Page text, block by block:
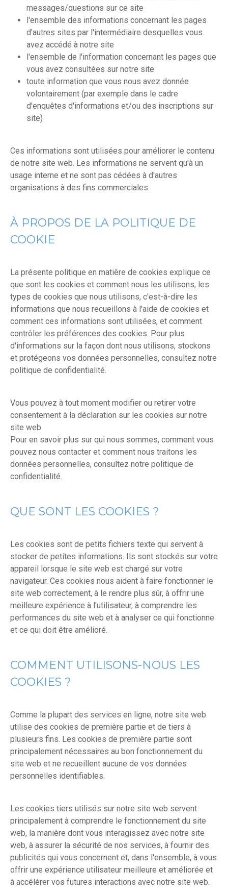
messages/questions sur ce site
l'ensemble des informations concernant les pages
d'autres sites par l'intermédiaire desquelles vous
avez accédé à notre site
l'ensemble de l'information concernant les pages que
vous avez consultées sur notre site
toute information que vous nous avez donnée
volontairement (par exemple dans le cadre
d'enquêtes d'informations et/ou des inscriptions sur
site)
Ces informations sont utilisées pour améliorer le contenu
de notre site web. Les informations ne servent qu'à un
usage interne et ne sont pas cédées à d'autres
organisations à des fins commerciales.
À PROPOS DE LA POLITIQUE DE
COOKIE
La présente politique en matière de cookies explique ce
que sont les cookies et comment nous les utilisons, les
types de cookies que nous utilisons, c'est-à-dire les
informations que nous recueillons à l'aide de cookies et
comment ces informations sont utilisées, et comment
contrôler les préférences des cookies. Pour plus
d'informations sur la façon dont nous utilisons, stockons
et protégeons vos données personnelles, consultez notre
politique de confidentialité.
Vous pouvez à tout moment modifier ou retirer votre
consentement à la déclaration sur les cookies sur notre
site web
Pour en savoir plus sur qui nous sommes, comment vous
pouvez nous contacter et comment nous traitons les
données personnelles, consultez notre politique de
confidentialité.
QUE SONT LES COOKIES ?
Les cookies sont de petits fichiers texte qui servent à
stocker de petites informations. Ils sont stockés sur votre
appareil lorsque le site web est chargé sur votre
navigateur. Ces cookies nous aident à faire fonctionner le
site web correctement, à le rendre plus sûr, à offrir une
meilleure expérience à l'utilisateur, à comprendre les
performances du site web et à analyser ce qui fonctionne
et ce qui doit être amélioré.
COMMENT UTILISONS-NOUS LES
COOKIES ?
Comme la plupart des services en ligne, notre site web
utilise des cookies de première partie et de tiers à
plusieurs fins. Les cookies de première partie sont
principalement nécessaires au bon fonctionnement du
site web et ne recueillent aucune de vos données
personnelles identifiables.
Les cookies tiers utilisés sur notre site web servent
principalement à comprendre le fonctionnement du site
web, la manière dont vous interagissez avec notre site
web, à assurer la sécurité de nos services, à fournir des
publicités qui vous concernent et, dans l'ensemble, à vous
offrir une expérience utilisateur meilleure et améliorée et
à accélérer vos futures interactions avec notre site web.